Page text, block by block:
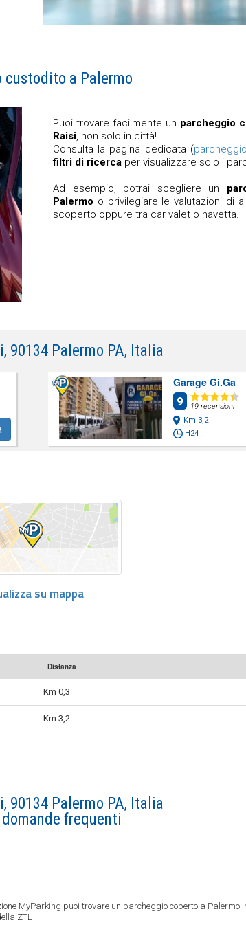
custodito a Palermo
Puoi trovare facilmente un parcheggio
Raisi, non solo in città!
Consulta la pagina dedicata (
filtri di ricerca per visualizzare solo i
Ad esempio, potrai scegliere un
Palermo o privilegiare le valutazioni di
scoperto oppure tra car valet o navetta.
90134 Palermo PA, Italia
Garage Gi.Ga
9
19 recensioni
Km 3,2
H24
su mappa
Distanza
Km 0,3
Km 3,2
90134 Palermo PA, Italia
frequenti
MyParking puoi trovare un parcheggio coperto a Palermo
ZTL